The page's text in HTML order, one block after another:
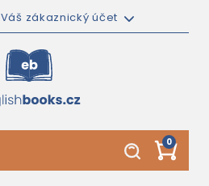
Váš zákaznický účet
0